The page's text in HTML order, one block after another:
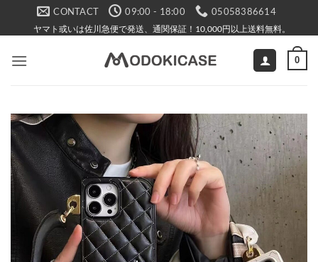
CONTACT 09:00 - 18:00 05058386614
ヤマト或いは佐川急便で発送、通関保証！10,000円以上送料無料。
0